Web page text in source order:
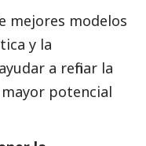
mejores modelos
y la
a refinar la
potencial